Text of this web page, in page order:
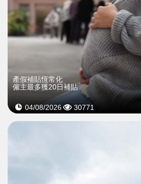
產假補貼恆常化
僱主最多獲20日補貼
04/08/2026 30771